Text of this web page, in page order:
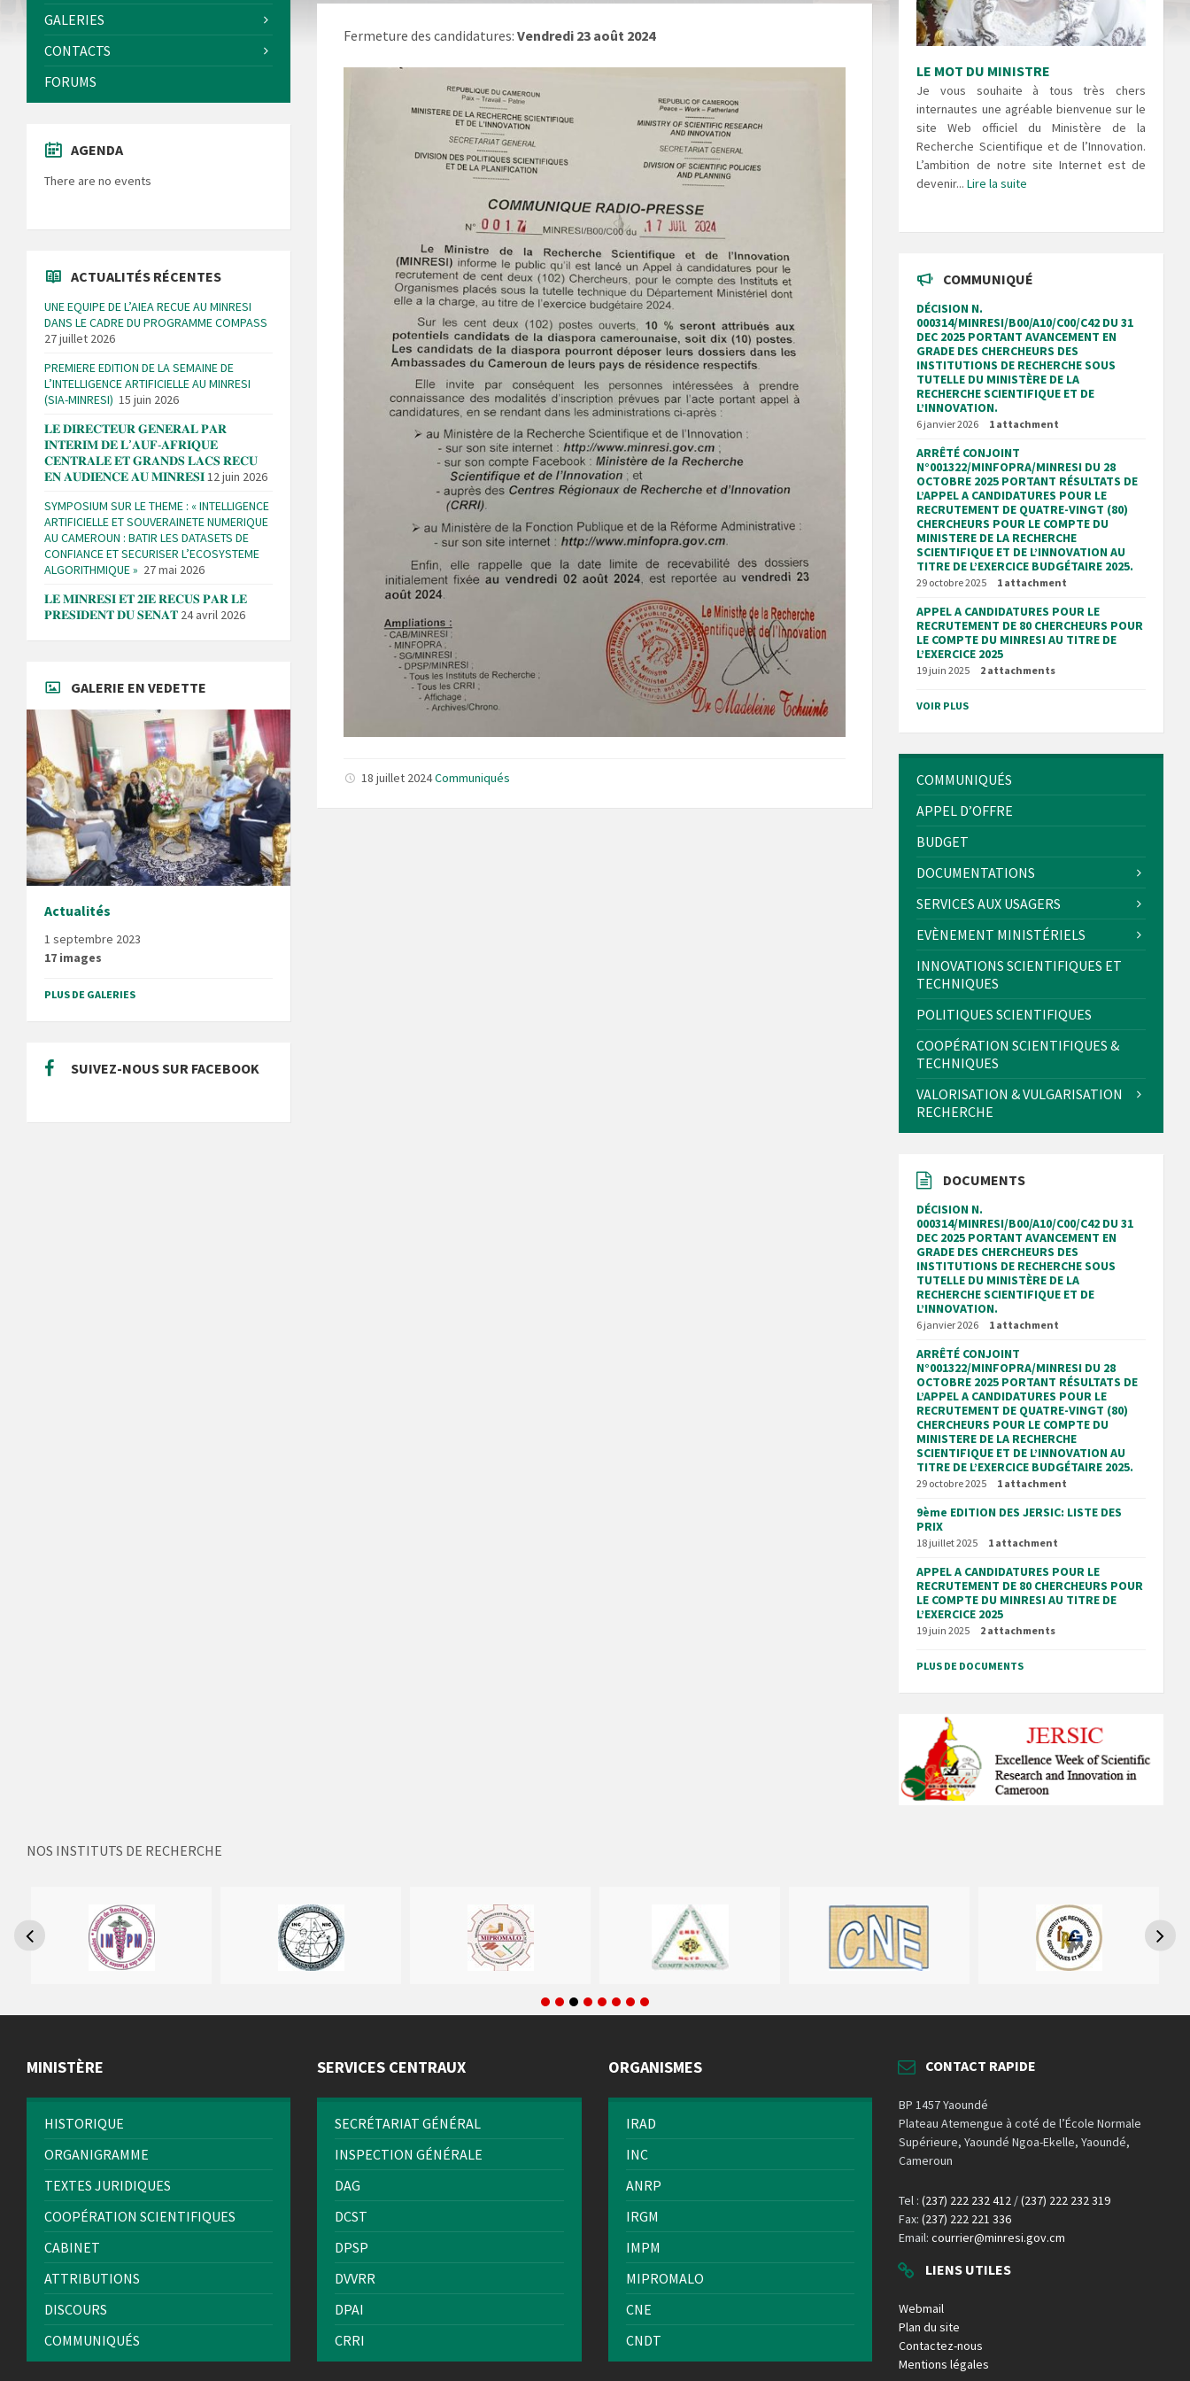
Fermeture des candidatures:Vendredi 23 août 2024
18 juillet 2024Communiqués
GALERIES
CONTACTS
FORUMS
AGENDA
There are no events
ACTUALITÉS RÉCENTES
UNE EQUIPE DE L’AIEA RECUE AU MINRESI
DANS LE CADRE DU PROGRAMME COMPASS
27 juillet 2026
PREMIERE EDITION DE LA SEMAINE DE
L’INTELLIGENCE ARTIFICIELLE AU MINRESI
(SIA-MINRESI) 15 juin 2026
𝐋𝐄 𝐃𝐈𝐑𝐄𝐂𝐓𝐄𝐔𝐑 𝐆𝐄𝐍𝐄𝐑𝐀𝐋 𝐏𝐀𝐑
𝐈𝐍𝐓𝐄𝐑𝐈𝐌 𝐃𝐄 𝐋’𝐀𝐔𝐅-𝐀𝐅𝐑𝐈𝐐𝐔𝐄
𝐂𝐄𝐍𝐓𝐑𝐀𝐋𝐄 𝐄𝐓 𝐆𝐑𝐀𝐍𝐃𝐒 𝐋𝐀𝐂𝐒 𝐑𝐄𝐂𝐔
𝐄𝐍 𝐀𝐔𝐃𝐈𝐄𝐍𝐂𝐄 𝐀𝐔 𝐌𝐈𝐍𝐑𝐄𝐒𝐈12 juin 2026
SYMPOSIUM SUR LE THEME : « INTELLIGENCE
ARTIFICIELLE ET SOUVERAINETE NUMERIQUE
AU CAMEROUN : BATIR LES DATASETS DE
CONFIANCE ET SECURISER L’ECOSYSTEME
ALGORITHMIQUE » 27 mai 2026
𝐋𝐄 𝐌𝐈𝐍𝐑𝐄𝐒𝐈 𝐄𝐓 𝟐𝐈𝐄 𝐑𝐄𝐂𝐔𝐒 𝐏𝐀𝐑 𝐋𝐄
𝐏𝐑𝐄𝐒𝐈𝐃𝐄𝐍𝐓 𝐃𝐔 𝐒𝐄𝐍𝐀𝐓 24 avril 2026
GALERIE EN VEDETTE
Actualités
1 septembre 2023
17 images
PLUS DE GALERIES
SUIVEZ-NOUS SUR FACEBOOK
LE MOT DU MINISTRE
Je vous souhaite à tous très chers
internautes une agréable bienvenue sur le
site Web officiel du Ministère de la
Recherche Scientifique et de l’Innovation.
L’ambition de notre site Internet est de
devenir...Lire la suite
COMMUNIQUÉ
DÉCISION N.
000314/MINRESI/B00/A10/C00/C42 DU 31
DEC 2025 PORTANT AVANCEMENT EN
GRADE DES CHERCHEURS DES
INSTITUTIONS DE RECHERCHE SOUS
TUTELLE DU MINISTÈRE DE LA
RECHERCHE SCIENTIFIQUE ET DE
L’INNOVATION.
6 janvier 2026 1 attachment
ARRÊTÉ CONJOINT
N°001322/MINFOPRA/MINRESI DU 28
OCTOBRE 2025 PORTANT RÉSULTATS DE
L’APPEL A CANDIDATURES POUR LE
RECRUTEMENT DE QUATRE-VINGT (80)
CHERCHEURS POUR LE COMPTE DU
MINISTERE DE LA RECHERCHE
SCIENTIFIQUE ET DE L’INNOVATION AU
TITRE DE L’EXERCICE BUDGÉTAIRE 2025.
29 octobre 2025 1 attachment
APPEL A CANDIDATURES POUR LE
RECRUTEMENT DE 80 CHERCHEURS POUR
LE COMPTE DU MINRESI AU TITRE DE
L’EXERCICE 2025
19 juin 2025 2 attachments
VOIR PLUS
COMMUNIQUÉS
APPEL D’OFFRE
BUDGET
DOCUMENTATIONS
SERVICES AUX USAGERS
EVÈNEMENT MINISTÉRIELS
INNOVATIONS SCIENTIFIQUES ET
TECHNIQUES
POLITIQUES SCIENTIFIQUES
COOPÉRATION SCIENTIFIQUES &
TECHNIQUES
VALORISATION & VULGARISATION
RECHERCHE
DOCUMENTS
DÉCISION N.
000314/MINRESI/B00/A10/C00/C42 DU 31
DEC 2025 PORTANT AVANCEMENT EN
GRADE DES CHERCHEURS DES
INSTITUTIONS DE RECHERCHE SOUS
TUTELLE DU MINISTÈRE DE LA
RECHERCHE SCIENTIFIQUE ET DE
L’INNOVATION.
6 janvier 2026 1 attachment
ARRÊTÉ CONJOINT
N°001322/MINFOPRA/MINRESI DU 28
OCTOBRE 2025 PORTANT RÉSULTATS DE
L’APPEL A CANDIDATURES POUR LE
RECRUTEMENT DE QUATRE-VINGT (80)
CHERCHEURS POUR LE COMPTE DU
MINISTERE DE LA RECHERCHE
SCIENTIFIQUE ET DE L’INNOVATION AU
TITRE DE L’EXERCICE BUDGÉTAIRE 2025.
29 octobre 2025 1 attachment
9ème EDITION DES JERSIC: LISTE DES
PRIX
18 juillet 2025 1 attachment
APPEL A CANDIDATURES POUR LE
RECRUTEMENT DE 80 CHERCHEURS POUR
LE COMPTE DU MINRESI AU TITRE DE
L’EXERCICE 2025
19 juin 2025 2 attachments
PLUS DE DOCUMENTS
NOS INSTITUTS DE RECHERCHE
MINISTÈRE
HISTORIQUE
ORGANIGRAMME
TEXTES JURIDIQUES
COOPÉRATION SCIENTIFIQUES
CABINET
ATTRIBUTIONS
DISCOURS
COMMUNIQUÉS
SERVICES CENTRAUX
SECRÉTARIAT GÉNÉRAL
INSPECTION GÉNÉRALE
DAG
DCST
DPSP
DVVRR
DPAI
CRRI
ORGANISMES
IRAD
INC
ANRP
IRGM
IMPM
MIPROMALO
CNE
CNDT
CONTACT RAPIDE
BP 1457 Yaoundé
Plateau Atemengue à coté de l’École Normale
Supérieure, Yaoundé Ngoa-Ekelle, Yaoundé,
Cameroun
Tel :(237) 222 232 412 /(237) 222 232 319
Fax:(237) 222 221 336
Email:courrier@minresi.gov.cm
LIENS UTILES
Webmail
Plan du site
Contactez-nous
Mentions légales